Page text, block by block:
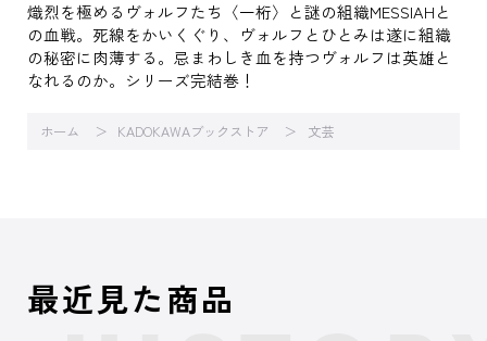
熾烈を極めるヴォルフたち〈一桁〉と謎の組織MESSIAHと
の血戦。死線をかいくぐり、ヴォルフとひとみは遂に組織
の秘密に肉薄する。忌まわしき血を持つヴォルフは英雄と
なれるのか。シリーズ完結巻！
ホーム KADOKAWAブックストア 文芸
最近見た商品